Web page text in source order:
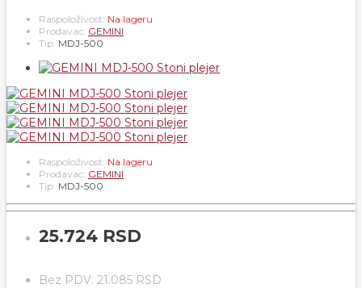
Raspoloživost: Na lageru
Prodavac: GEMINI
Tip: MDJ-500
Raspoloživost: Na lageru
Prodavac: GEMINI
Tip: MDJ-500
25.724 RSD
Bez PDV: 21.085 RSD